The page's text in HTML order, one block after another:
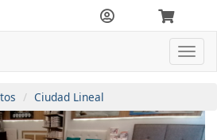
Ciudad Lineal